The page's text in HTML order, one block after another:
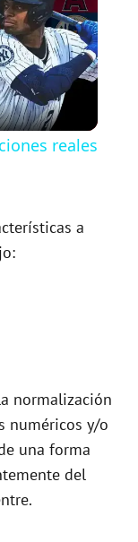
reales
a
normalización
numéricos y/o
una forma
del